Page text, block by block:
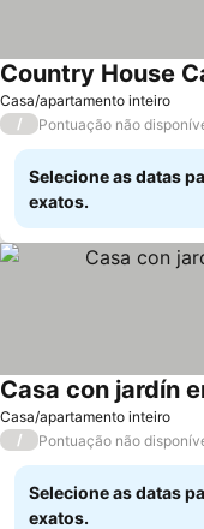
Casa/apartamento inteiro
/ Pontuação não
Selecione as datas
exatos.
Casa/apartamento inteiro
Casa con jardín
/ Pontuação não
Selecione as datas
exatos.